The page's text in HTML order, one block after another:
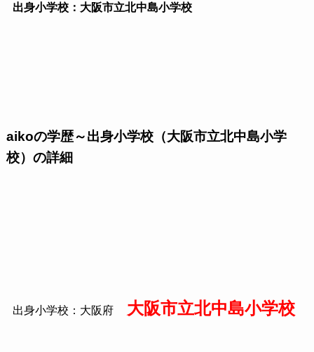
出身小学校：大阪市立北中島小学校
aikoの学歴～出身小学校（大阪市立北中島小学
校）の詳細
出身小学校：大阪府 大阪市立北中島小学校